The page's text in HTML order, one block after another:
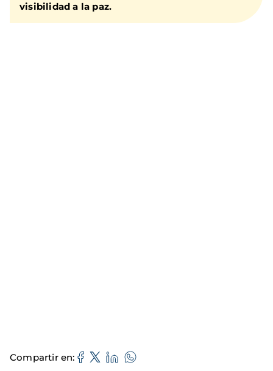
visibilidad a la paz.
Compartir en